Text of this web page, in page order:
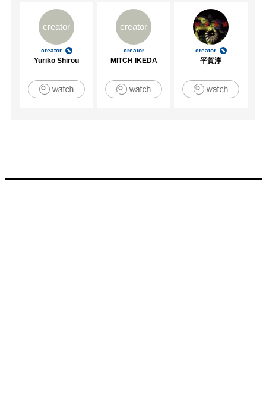
creator
creator
Yuriko Shirou
creator
creator
MITCH IKEDA
creator
平賀淳